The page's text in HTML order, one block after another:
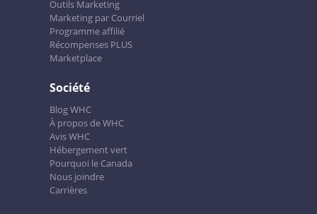
Outils Marketing
Marketing par Courriel
Programme affilié
Récompenses PLUS
Marketplace
Société
Blog WHC
À propos de WHC
Avis WHC
Hébergement vert
Pourquoi le Canada
Nous joindre
Carrières